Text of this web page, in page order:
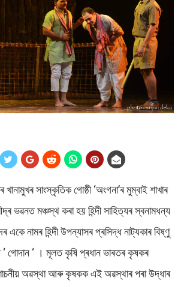
খানামুখৰ সাংস্কৃতিক গোষ্ঠী ‘অংগনা’ৰ মুম্বাই শাখাৰ
ভৱনত মঞ্চস্থ কৰা হয় হিন্দী সাহিত্যৰ স্বনামধন্য
একে নামৰ হিন্দী উপন্যাসৰ প্ৰসিদ্ধ নাট্যকাৰ বিষ্ণু
‘ গোদান ‘ । মূলত কৃষি প্ৰধান ভাৰতৰ কৃষকৰ
অৱস্থা আৰু কৃষকক এই অৱস্থাৰ পৰা উদ্ধাৰ